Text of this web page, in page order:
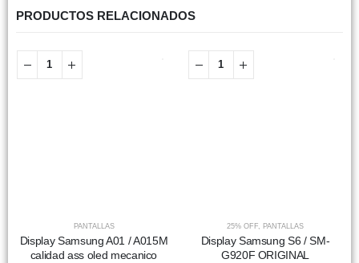
PRODUCTOS RELACIONADOS
PANTALLAS
Display Samsung A01 / A015M
calidad ass oled mecanico
25% OFF, PANTALLAS
Display Samsung S6 / SM-
G920F ORIGINAL